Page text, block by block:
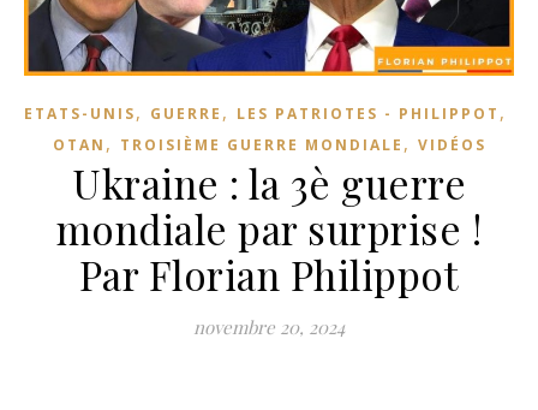
ETATS-UNIS, GUERRE , LES PATRIOTES - PHILIPPOT ,
OTAN , TROISIÈME GUERRE MONDIALE , VIDÉOS
Ukraine : la 3è guerre
mondiale par surprise !
Par Florian Philippot
novembre 20, 2024